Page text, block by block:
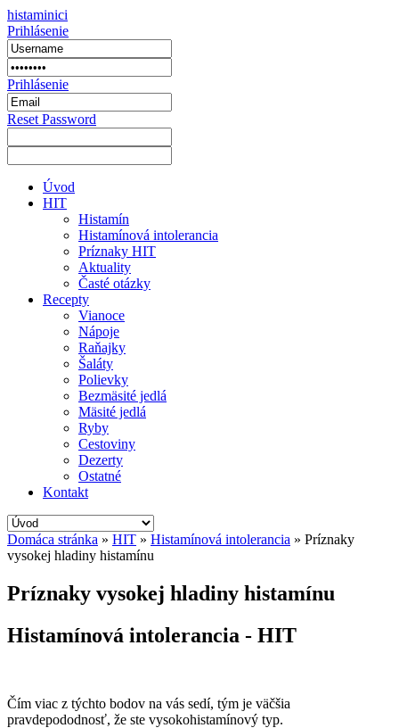
histaminici
Prihlásenie
Prihlásenie
Reset Password
Úvod
HIT
Histamín
Histamínová intolerancia
Príznaky HIT
Aktuality
Časté otázky
Recepty
Vianoce
Nápoje
Raňajky
Šaláty
Polievky
Bezmäsité jedlá
Mäsité jedlá
Ryby
Cestoviny
Dezerty
Ostatné
Kontakt
Domáca stránka » HIT » Histamínová intolerancia » Príznaky
vysokej hladiny histamínu
Príznaky vysokej hladiny histamínu
Histamínová intolerancia - HIT
Čím viac z týchto bodov na vás sedí, tým je väčšia
pravdepododnosť, že ste vysokohistamínový typ.